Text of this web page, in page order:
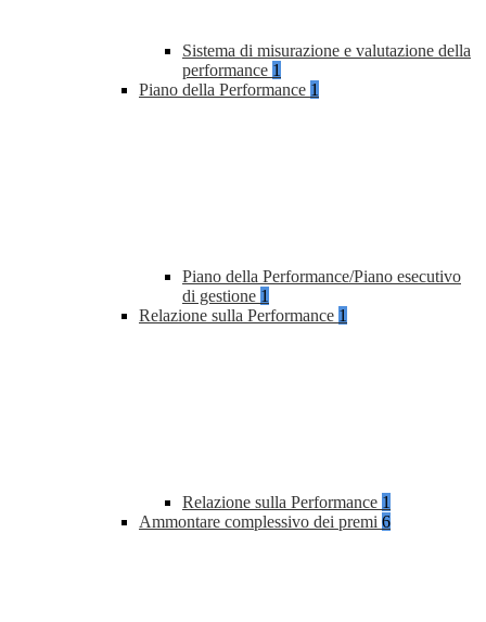
Sistema di misurazione e valutazione della
performance 1
Piano della Performance 1
Piano della Performance/Piano esecutivo
di gestione 1
Relazione sulla Performance 1
Relazione sulla Performance 1
Ammontare complessivo dei premi 6